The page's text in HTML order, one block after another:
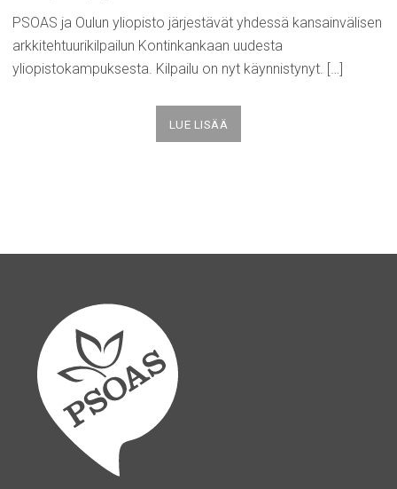
PSOAS ja Oulun yliopisto järjestävät yhdessä kansainvälisen
arkkitehtuurikilpailun Kontinkankaan uudesta
yliopistokampuksesta. Kilpailu on nyt käynnistynyt. […]
LUE LISÄÄ